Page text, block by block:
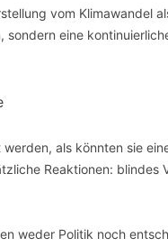
vom Klimawandel
eine
als könnten sie
Reaktionen: blindes
weder Politik noch